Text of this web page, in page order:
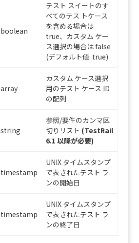
boolean
テスト スイートのす
べてのテス トケース
を含める場合は
true、カスタム ケー
ス選択の場合は false
(デフォルト値: true)
array
カスタム ケース選択
用のテスト ケース ID
の配列
string
参照/要件のカンマ区
切りリスト (TestRail
6.1 以降が必要)
timestamp
UNIX タイムスタンプ
で表されたテスト ラ
ンの開始日
timestamp
UNIX タイムスタンプ
で表されたテスト ラ
ンの終了日